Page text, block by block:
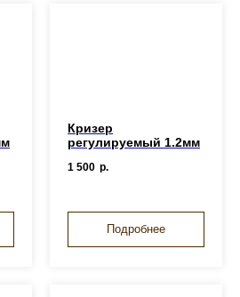
Кризер
регулируемый 1.2мм
1 500 р.
Подробнее